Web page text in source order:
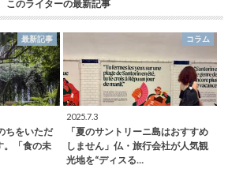
このライターの最新記事
最新記事
ちをいただ
。「食の未
コラム
2025.7.3
「夏のサントリーニ島はおすすめ
しません」仏・旅行会社が人気観
光地を“ディスる…